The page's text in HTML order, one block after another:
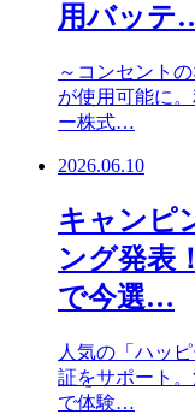
用バッテ
～コンセント
が使用可能に
ー株式…
2026.06.10
キャンピ
ング発表
で今選…
人気の「ハッ
証をサポート
で体験…